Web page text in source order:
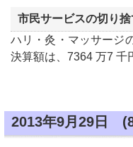
市民サービスの切り
ハリ・灸・マッサージ
決算額は、7364 万7
2013年9月29日